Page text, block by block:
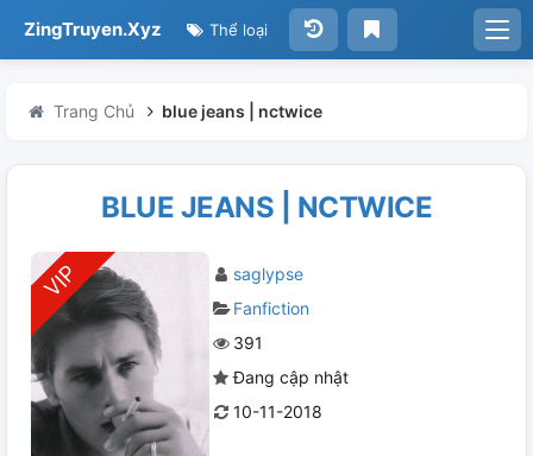
ZingTruyen.Xyz Thể loại
Trang Chủ blue jeans | nctwice
BLUE JEANS | NCTWICE
saglypse
Fanfiction
391
Đang cập nhật
10-11-2018